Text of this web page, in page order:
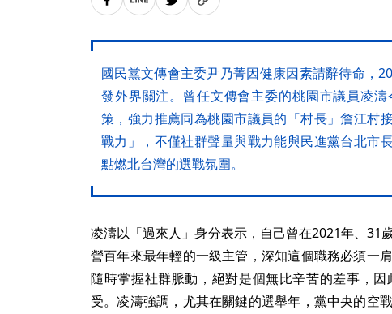
國民黨文傳會主委尹乃菁因健康因素請辭待命，
發外界關注。曾任文傳會主委的桃園市議員凌
策，強力推薦同為桃園市議員的「村長」詹江村
戰力」，不僅社群聲量與戰力能與民進黨台北市
點燃北台灣的選戰氛圍。
凌濤以「過來人」身分表示，自己曾在2021年、31
營百年來最年輕的一級主管，深知這個職務必須一
隨時掌握社群脈動，絕對是個無比辛苦的差事，
受。凌濤強調，尤其在關鍵的選舉年，黨中央的空